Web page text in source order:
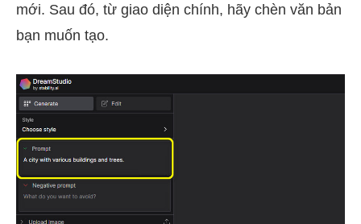
mới. Sau đó, từ giao diện chính, hãy chèn văn bản
bạn muốn tạo.